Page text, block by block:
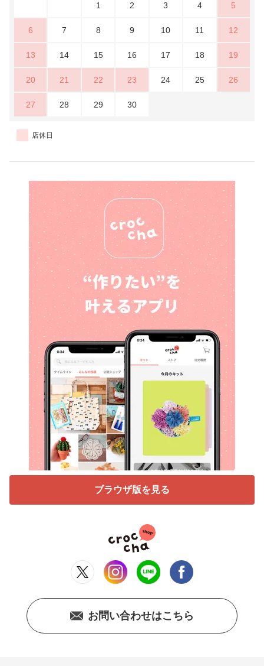
1 2 3 4 5
6 7 8 9 10 11 12
13 14 15 16 17 18 19
20 21 22 23 24 25 26
27 28 29 30
店休日
ブラウザ版を見る
お問い合わせはこちら